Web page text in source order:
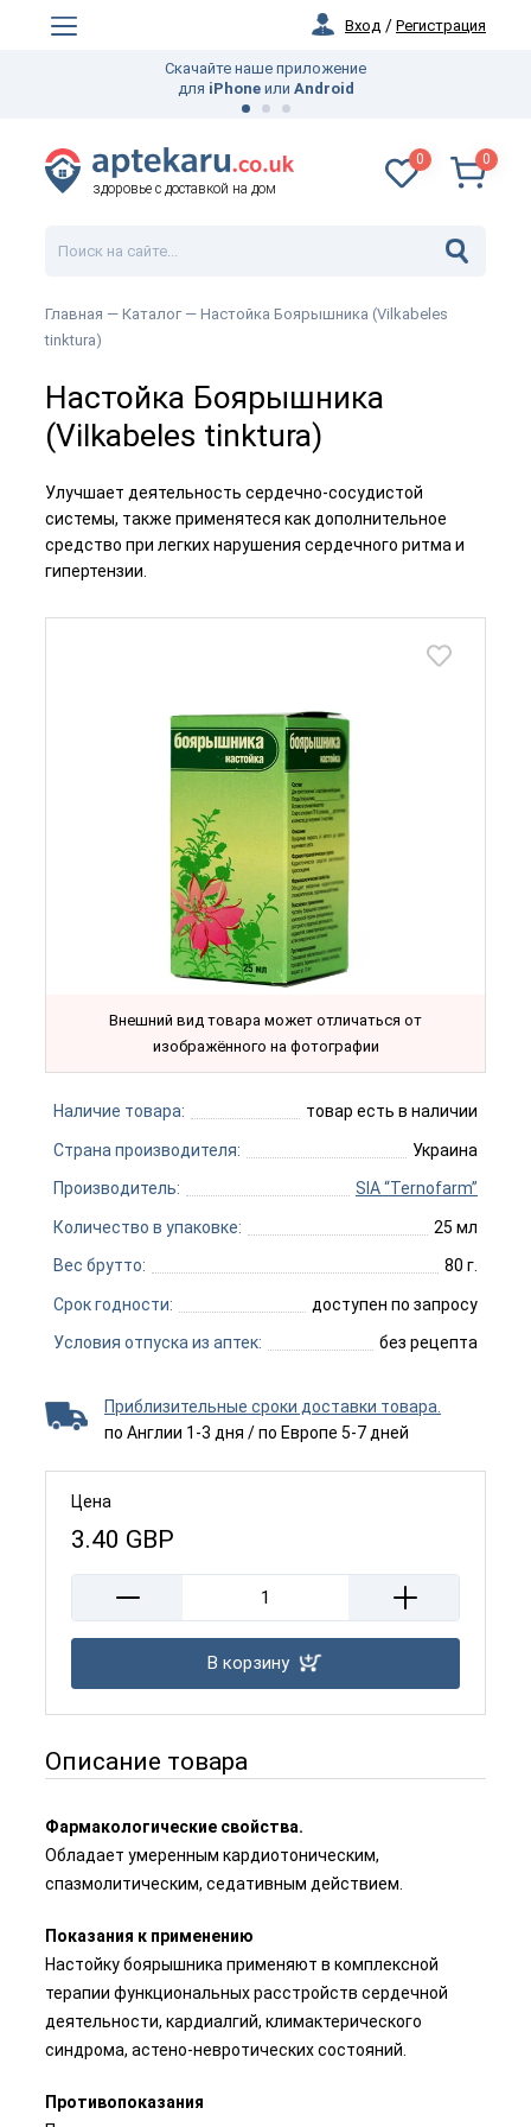
Вход / Регистрация
Скачайте наше приложение
для iPhone или Android
здоровье с доставкой на дом
0 0
Главная — Каталог — Настойка Боярышника (Vilkabeles
tinktura)
Настойка Боярышника
(Vilkabeles tinktura)
Улучшает деятельность сердечно-сосудистой
системы, также применятеся как дополнительное
средство при легких нарушения сердечного ритма и
гипертензии.
Внешний вид товара может отличаться от
изображённого на фотографии
Наличие товара: товар есть в наличии
Страна производителя: Украина
Производитель: SIA “Ternofarm”
Количество в упаковке: 25 мл
Вес брутто: 80 г.
Срок годности: доступен по запросу
Условия отпуска из аптек: без рецепта
Приблизительные сроки доставки товара.
по Англии 1-3 дня / по Европе 5-7 дней
Цена
3.40 GBP
В корзину
Описание товара
Фармакологические свойства.
Обладает умеренным кардиотоническим,
спазмолитическим, седативным действием.
Показания к применению
Настойку боярышника применяют в комплексной
терапии функциональных расстройств сердечной
деятельности, кардиалгий, климактерического
синдрома, астено-невротических состояний.
Противопоказания